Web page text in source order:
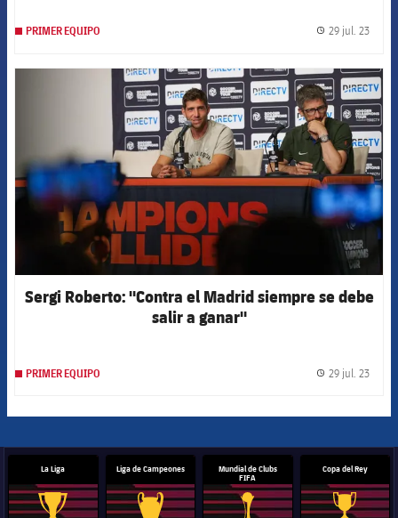
PRIMER EQUIPO 29 jul. 23
FCB Barcelona badge
Sergi Roberto: "Contra el Madrid siempre se debe
salir a ganar"
PRIMER EQUIPO 29 jul. 23
La Liga Liga de Campeones
Mundial de Clubs
FIFA
Copa del Rey